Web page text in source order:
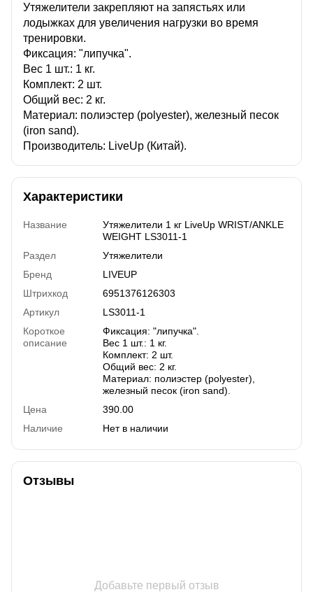
Утяжелители закрепляют на запястьях или
лодыжках для увеличения нагрузки во время
тренировки.
Фиксация: "липучка".
Вес 1 шт.: 1 кг.
Комплект: 2 шт.
Общий вес: 2 кг.
Материал: полиэстер (polyester), железный песок
(iron sand).
Производитель: LiveUp (Китай).
Характеристики
Название
Утяжелители 1 кг LiveUp WRIST/ANKLE
WEIGHT LS3011-1
Раздел
Утяжелители
Бренд
LIVEUP
Штрихкод
6951376126303
Артикул
LS3011-1
Короткое
описание
Фиксация: "липучка".
Вес 1 шт.: 1 кг.
Комплект: 2 шт.
Общий вес: 2 кг.
Материал: полиэстер (polyester),
железный песок (iron sand).
Цена
390.00
Наличие
Нет в наличии
Отзывы
Добавьте первый отзыв